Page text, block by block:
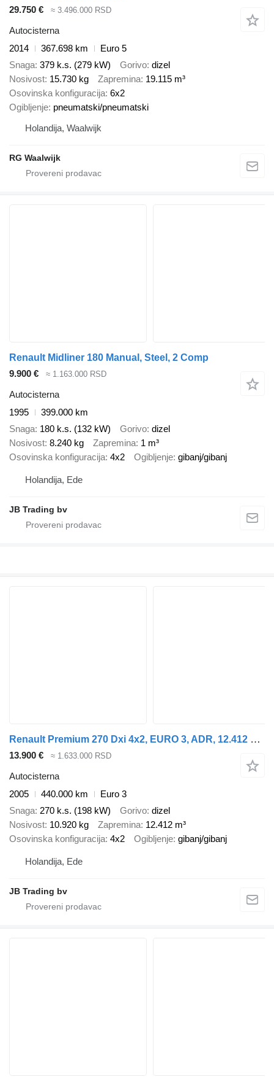
29.750 €
≈ 3.496.000 RSD
Autocisterna
2014
367.698 km
Euro 5
Snaga 379 k.s. (279 kW) Gorivo dizel
Nosivost 15.730 kg Zapremina 19.115 m³
Osovinska konfiguracija 6x2
Ogibljenje pneumatski/pneumatski
Holandija, Waalwijk
RG Waalwijk
Renault Midliner 180 Manual, Steel, 2 Comp
9.900 €
≈ 1.163.000 RSD
Autocisterna
1995
399.000 km
Snaga 180 k.s. (132 kW) Gorivo dizel
Nosivost 8.240 kg Zapremina 1 m³
Osovinska konfiguracija 4x2 Ogibljenje gibanj/gibanj
Holandija, Ede
JB Trading bv
Renault Premium 270 Dxi 4x2, EURO 3, ADR, 12.412 Liter , 4 Comp
13.900 € ≈ 1.633.000 RSD
Autocisterna
2005
440.000 km
Euro 3
Snaga 270 k.s. (198 kW) Gorivo dizel
Nosivost 10.920 kg Zapremina 12.412 m³
Osovinska konfiguracija 4x2 Ogibljenje gibanj/gibanj
Holandija, Ede
JB Trading bv